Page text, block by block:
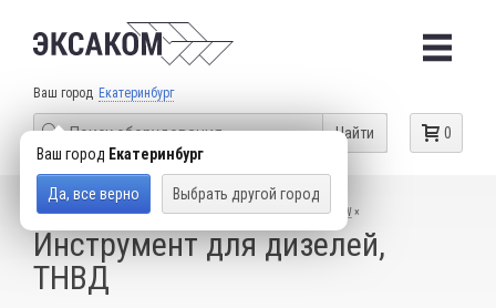
Ваш город Екатеринбург
Ваш город Екатеринбург
Да, все верно Выбрать другой город
0
Найти
КАТАЛОГ ТОВАРОВ СПЕЦИАЛЬНЫЙ ИНСТРУМЕНТ BMW
Инструмент для дизелей,
ТНВД